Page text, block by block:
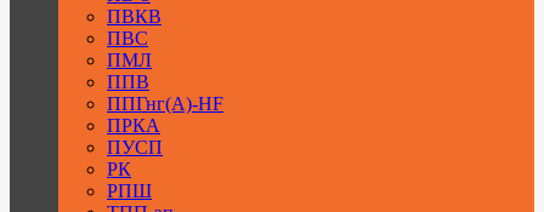
ПВКВ
ПВС
ПМЛ
ППВ
ППГнг(А)-HF
ПРКА
ПУСП
РК
РПШ